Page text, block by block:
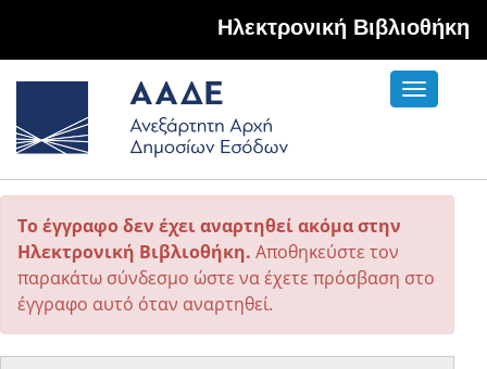
Hλεκτρονική Βιβλιοθήκη
Toggle
Το έγγραφο δεν έχει αναρτηθεί ακόμα στην
Ηλεκτρονική Βιβλιοθήκη. Αποθηκεύστε τον
παρακάτω σύνδεσμο ώστε να έχετε πρόσβαση στο
έγγραφο αυτό όταν αναρτηθεί.